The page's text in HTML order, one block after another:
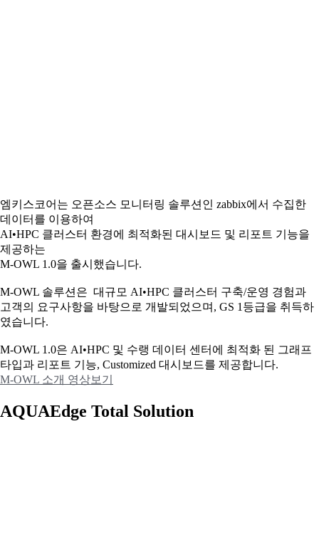
엠키스코어는 오픈소스 모니터링 솔루션인 zabbix에서 수집한
데이터를 이용하여
AI•HPC 클러스터 환경에 최적화된 대시보드 및 리포트 기능을
제공하는
M-OWL 1.0을 출시했습니다.
M-OWL 솔루션은 대규모 AI•HPC 클러스터 구축/운영 경험과
고객의 요구사항을 바탕으로 개발되었으며, GS 1등급을 취득하
였습니다.
M-OWL 1.0은 AI•HPC 및 수랭 데이터 센터에 최적화 된 그래프
타입과 리포트 기능, Customized 대시보드를 제공합니다.
M-OWL 소개 영상보기
AQUAEdge Total Solution